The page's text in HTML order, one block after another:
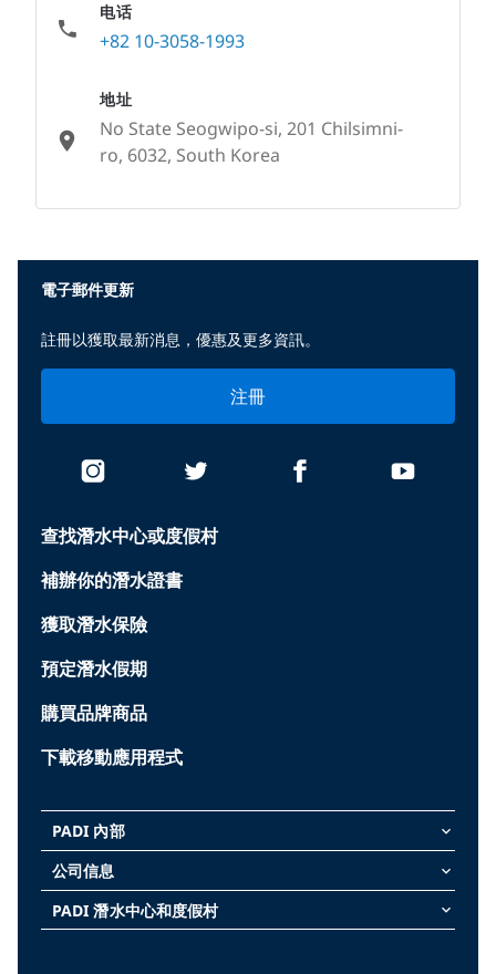
电话
+82 10-3058-1993
地址
No State Seogwipo-si, 201 Chilsimni-
ro, 6032, South Korea
查找潛水中心或度假村
補辦你的潛水證書
獲取潛水保險
預定潛水假期
購買品牌商品
下載移動應用程式
PADI 內部 keyboard_arrow_down
公司信息 keyboard_arrow_down
PADI 潛水中心和度假村 keyboard_arrow_down
電子郵件更新
註冊以獲取最新消息，優惠及更多資訊。
注冊